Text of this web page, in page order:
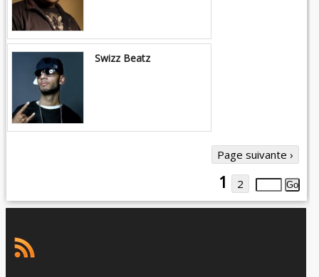
Swizz Beatz
Page suivante ›
1 2